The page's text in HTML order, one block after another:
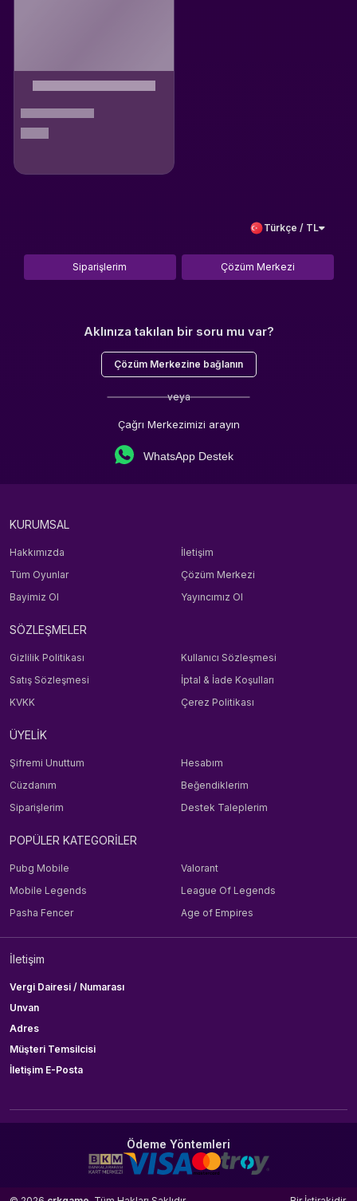
Türkçe / TL
Siparişlerim Çözüm Merkezi
Aklınıza takılan bir soru mu var?
Çözüm Merkezine bağlanın
veya
Çağrı Merkezimizi arayın
WhatsApp Destek
KURUMSAL
Hakkımızda
İletişim
Tüm Oyunlar
Çözüm Merkezi
Bayimiz Ol
Yayıncımız Ol
SÖZLEŞMELER
Gizlilik Politikası
Kullanıcı Sözleşmesi
Satış Sözleşmesi
İptal & İade Koşulları
KVKK
Çerez Politikası
ÜYELİK
Şifremi Unuttum
Hesabım
Cüzdanım
Beğendiklerim
Siparişlerim
Destek Taleplerim
POPÜLER KATEGORİLER
Pubg Mobile
Valorant
Mobile Legends
League Of Legends
Pasha Fencer
Age of Empires
İletişim
Vergi Dairesi / Numarası
Unvan
Adres
Müşteri Temsilcisi
İletişim E-Posta
Ödeme Yöntemleri